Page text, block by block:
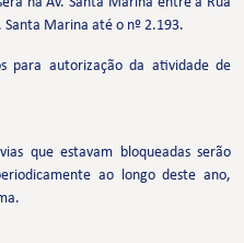
Santa Marina até o nº 2.193.
para autorização da atividade de
que estavam bloqueadas serão
ao longo deste ano,